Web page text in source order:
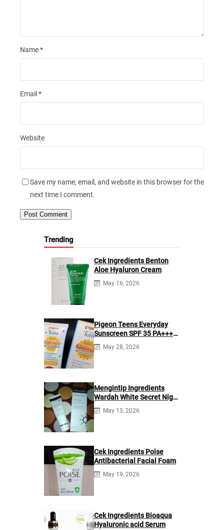
Name*
Email *
Website
Save my name, email, and website in this browser for the
next time I comment.
Trending
Cek Ingredients Benton
Aloe Hyaluron Cream
May 16, 2026
Pigeon Teens Everyday
Sunscreen SPF 35 PA+++
Ingredients
May 28, 2026
Mengintip Ingredients
Wardah White Secret Night
Cream
May 13, 2026
Cek Ingredients Poise
Antibacterial Facial Foam
May 19, 2026
Cek Ingredients Bioaqua
Hyaluronic acid Serum